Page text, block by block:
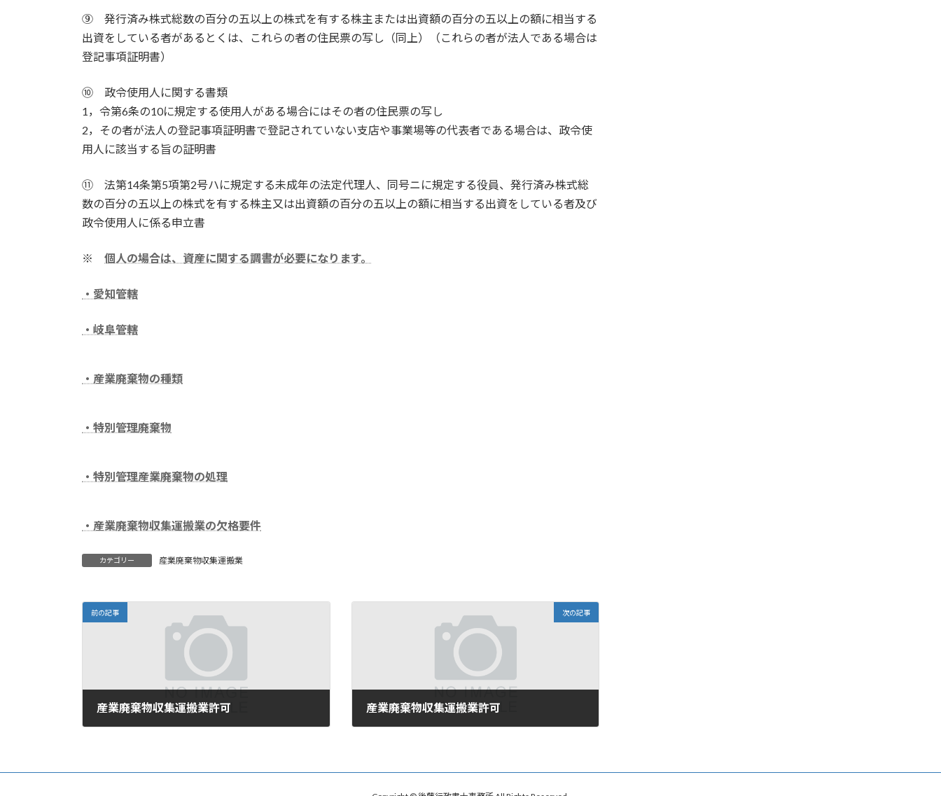
⑨ 発行済み株式総数の百分の五以上の株式を有する株主または出資額の百分の五以上の額に相当する
出資をしている者があるとくは、これらの者の住民票の写し（同上）（これらの者が法人である場合は
登記事項証明書）
⑩ 政令使用人に関する書類
1，令第6条の10に規定する使用人がある場合にはその者の住民票の写し
2，その者が法人の登記事項証明書で登記されていない支店や事業場等の代表者である場合は、政令使
用人に該当する旨の証明書
⑪ 法第14条第5項第2号ハに規定する未成年の法定代理人、同号ニに規定する役員、発行済み株式総
数の百分の五以上の株式を有する株主又は出資額の百分の五以上の額に相当する出資をしている者及び
政令使用人に係る申立書
※ 個人の場合は、資産に関する調書が必要になります。
・愛知管轄
・岐阜管轄
・産業廃棄物の種類
・特別管理廃棄物
・特別管理産業廃棄物の処理
・産業廃棄物収集運搬業の欠格要件
カテゴリー 産業廃棄物収集運搬業
前の記事
産業廃棄物収集運搬業許可
次の記事
産業廃棄物収集運搬業許可